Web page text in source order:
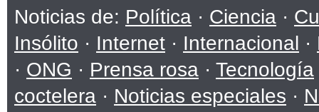
Noticias de: Política · Ciencia ·
Insólito · Internet · Internacional ·
· ONG · Prensa rosa · Tecnología
coctelera · Noticias especiales ·